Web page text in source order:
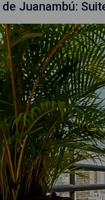
Juanambú: